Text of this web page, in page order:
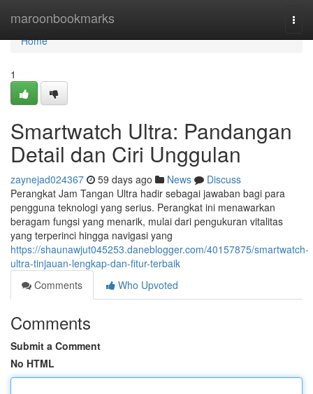
maroonbookmarks
Home
Home
1
Smartwatch Ultra: Pandangan
Detail dan Ciri Unggulan
zaynejad024367 59 days ago News
Discuss
Perangkat Jam Tangan Ultra hadir sebagai jawaban bagi para
pengguna teknologi yang serius. Perangkat ini menawarkan
beragam fungsi yang menarik, mulai dari pengukuran vitalitas
yang terperinci hingga navigasi yang
https://shaunawjut045253.daneblogger.com/40157875/smartwatch-
ultra-tinjauan-lengkap-dan-fitur-terbaik
Comments
Who Upvoted
Comments
Submit a Comment
No HTML